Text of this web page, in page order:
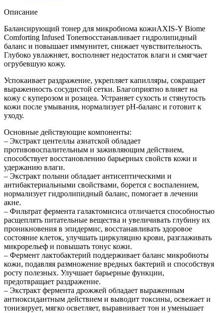
Описание
Балансирующий тонер для микробиома кожиAXIS-Y Biome
Comforting Infused Tonerвосстанавливает гидролипидный
баланс и повышает иммунитет, снижает чувствительность.
Глубоко увлажняет, восполняет недостаток влаги и смягчает
огрубевшую кожу.
Успокаивает раздражение, укрепляет капилляры, сокращает
выраженность сосудистой сетки. Благоприятно влияет на
кожу с куперозом и розацеа. Устраняет сухость и стянутость
кожи после умывания, нормализует pH-баланс и готовит к
уходу.
Основные действующие компоненты:
– Экстракт центеллы азиатской обладает
противовоспалительным и заживляющим действием,
способствует восстановлению барьерных свойств кожи и
удержанию влаги.
– Экстракт полыни обладает антисептическими и
антибактериальными свойствами, борется с воспалением,
нормализует гидролипидный баланс, помогает в лечении
акне.
– Фильтрат фермента галактомисиса отличается способностью
расщеплять питательные вещества и увеличивать глубину их
проникновения в эпидермис, восстанавливать здоровое
состояние клеток, улучшать циркуляцию крови, разглаживать
микрорельеф и повышать тонус кожи.
– Фермент лактобактерий поддерживает баланс микробиоты
кожи, подавляя размножение вредных бактерий и способствуя
росту полезных. Улучшает барьерные функции,
предотвращает раздражение.
– Экстракт фермента дрожжей обладает выраженным
антиоксидантным действием и выводит токсины, освежает и
тонизирует, мягко осветляет, выравнивает тон и уменьшает